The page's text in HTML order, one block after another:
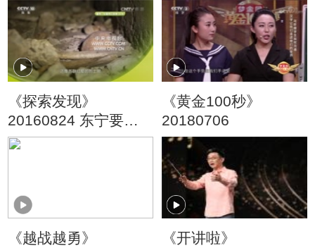
《探索发现》
20160824 东宁要塞
（一）
《黄金100秒》
20180706
《越战越勇》
《开讲啦》